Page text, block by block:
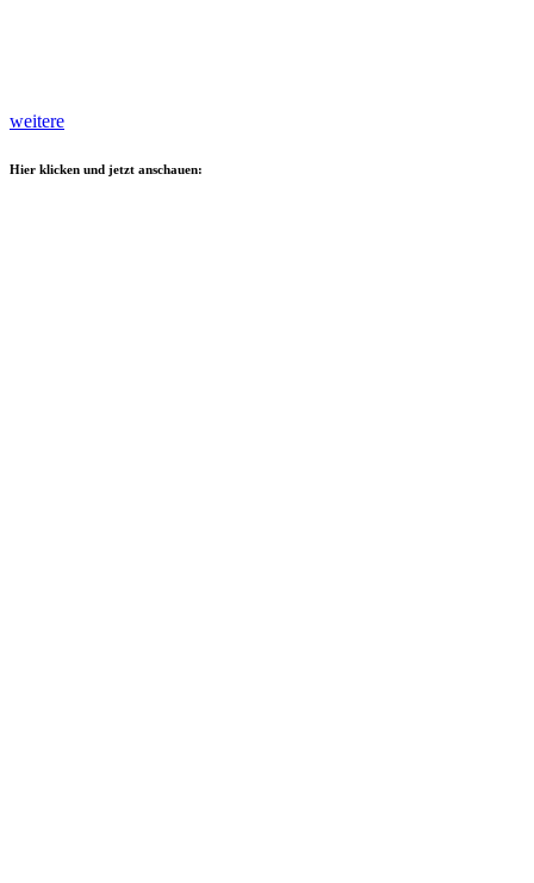
weitere
Hier klicken und jetzt anschauen: